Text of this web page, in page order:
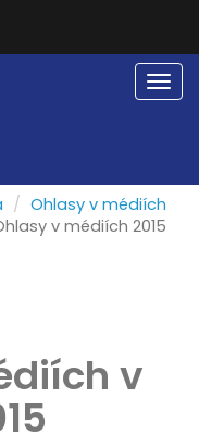
Ohlasy v médiích
v médiích 2015
v